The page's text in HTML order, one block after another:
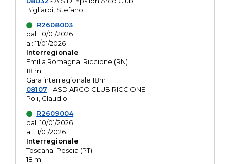
Bigliardi, Stefano
R2608003
dal: 10/01/2026
al: 11/01/2026
Interregionale
Emilia Romagna: Riccione (RN)
18 m
Gara interregionale 18m
08107 - ASD ARCO CLUB RICCIONE
Poli, Claudio
R2609004
dal: 10/01/2026
al: 11/01/2026
Interregionale
Toscana: Pescia (PT)
18 m